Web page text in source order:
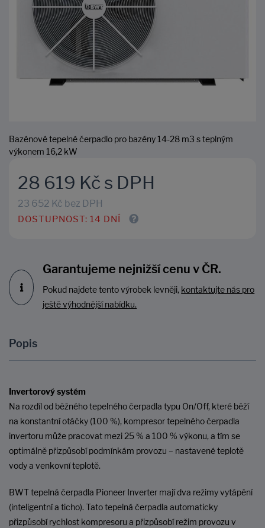
Bazénové tepelné čerpadlo pro bazény 14-28 m3 s teplným
výkonem 16,2 kW
28 619 Kč s DPH
23 652 Kč bez DPH
DOSTUPNOST: 14 DNÍ
Garantujeme nejnižší cenu v ČR.
Pokud najdete tento výrobek levněji, kontaktujte nás pro
ještě výhodnější nabídku.
Popis
Invertorový systém
Na rozdíl od běžného tepelného čerpadla typu On/Off, které běží
na konstantní otáčky (100 %), kompresor tepelného čerpadla
invertoru může pracovat mezi 25 % a 100 % výkonu, a tím se
optimálně přizpůsobí podmínkám provozu – nastavené teplotě
vody a venkovní teplotě.
BWT tepelná čerpadla Pioneer Inverter mají dva režimy vytápění
(inteligentní a ticho). Tato tepelná čerpadla automaticky
přizpůsobí rychlost kompresoru a přizpůsobí režim provozu v